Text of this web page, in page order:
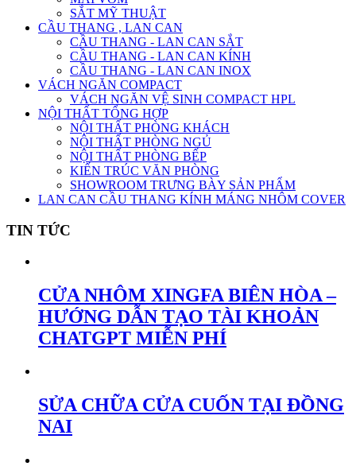
SẮT MỸ THUẬT
CẦU THANG , LAN CAN
CẦU THANG - LAN CAN SẮT
CẦU THANG - LAN CAN KÍNH
CẦU THANG - LAN CAN INOX
VÁCH NGĂN COMPACT
VÁCH NGĂN VỆ SINH COMPACT HPL
NỘI THẤT TỔNG HỢP
NỘI THẤT PHÒNG KHÁCH
NỘI THẤT PHÒNG NGỦ
NỘI THẤT PHÒNG BẾP
KIẾN TRÚC VĂN PHÒNG
SHOWROOM TRƯNG BÀY SẢN PHẨM
LAN CAN CẦU THANG KÍNH MÁNG NHÔM COVER
TIN TỨC
CỬA NHÔM XINGFA BIÊN HÒA –
HƯỚNG DẪN TẠO TÀI KHOẢN
CHATGPT MIỄN PHÍ
SỬA CHỮA CỬA CUỐN TẠI ĐỒNG
NAI